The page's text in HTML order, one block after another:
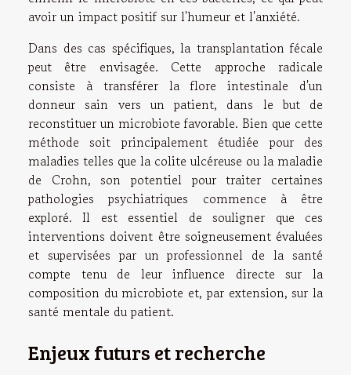
avoir un impact positif sur l'humeur et l'anxiété.
Dans des cas spécifiques, la transplantation fécale
peut être envisagée. Cette approche radicale
consiste à transférer la flore intestinale d'un
donneur sain vers un patient, dans le but de
reconstituer un microbiote favorable. Bien que cette
méthode soit principalement étudiée pour des
maladies telles que la colite ulcéreuse ou la maladie
de Crohn, son potentiel pour traiter certaines
pathologies psychiatriques commence à être
exploré. Il est essentiel de souligner que ces
interventions doivent être soigneusement évaluées
et supervisées par un professionnel de la santé
compte tenu de leur influence directe sur la
composition du microbiote et, par extension, sur la
santé mentale du patient.
Enjeux futurs et recherche